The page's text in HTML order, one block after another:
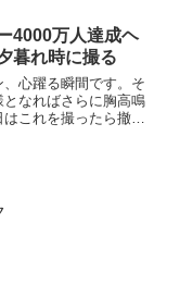
年こそは満開の時期
その頃までにはいろ
いいのですが。やは
たいものです。
4000万人達成ヘ
暮れ時に撮る
心躍る瞬間です。そ
なればさらに胸高鳴
これを撮ったら撤収
、欲張らずに粛々と
います。